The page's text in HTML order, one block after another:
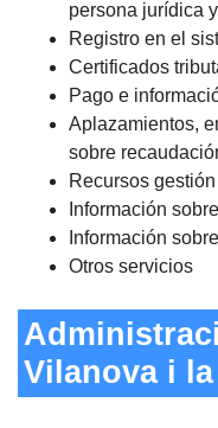
persona jurídica
Registro en el
Certificados
Pago e
Aplazamientos,
sobre
Recursos
Información
Información
Otros servicios
Vilanova i